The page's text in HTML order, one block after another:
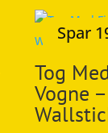
Spar
Tog
Vogne –